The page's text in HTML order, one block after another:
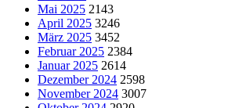
Mai 2025 2143
April 2025 3246
März 2025 3452
Februar 2025 2384
Januar 2025 2614
Dezember 2024 2598
November 2024 3007